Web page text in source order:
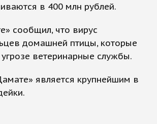
в 400 млн рублей.
сообщил, что вирус
домашней птицы, которые
ветеринарные службы.
является крупнейшим в